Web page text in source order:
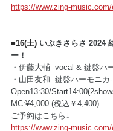
https://www.zing-
■16(土) いぶきさらさ 2024
ー！
・伊藤大輔 -vocal & 鍵盤ハ
・山田友和 -鍵盤ハーモニカ-
Open13:30/
MC:¥4,000 (税込￥4,400)
ご予約はこちら↓
https://www.zing-